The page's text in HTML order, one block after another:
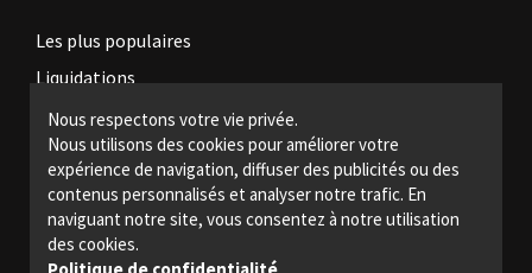
Nous respectons votre vie privée.
Nous utilisons des cookies pour améliorer votre
expérience de navigation, diffuser des publicités ou des
contenus personnalisés et analyser notre trafic. En
naviguant notre site, vous consentez à notre utilisation
des cookies.
Les plus populaires
Liquidations
Devenez revendeur
Politiques légales
Nous joindre